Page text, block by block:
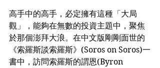
高手中的高手，必定擁有這種「大局
觀」，能夠在無數的投資主題中，聚焦
於那個澎拜大浪。在中文版剛剛面世的
《索羅斯談索羅斯》(Soros on Soros)一
書中，訪問索羅斯的謂恩(Byron